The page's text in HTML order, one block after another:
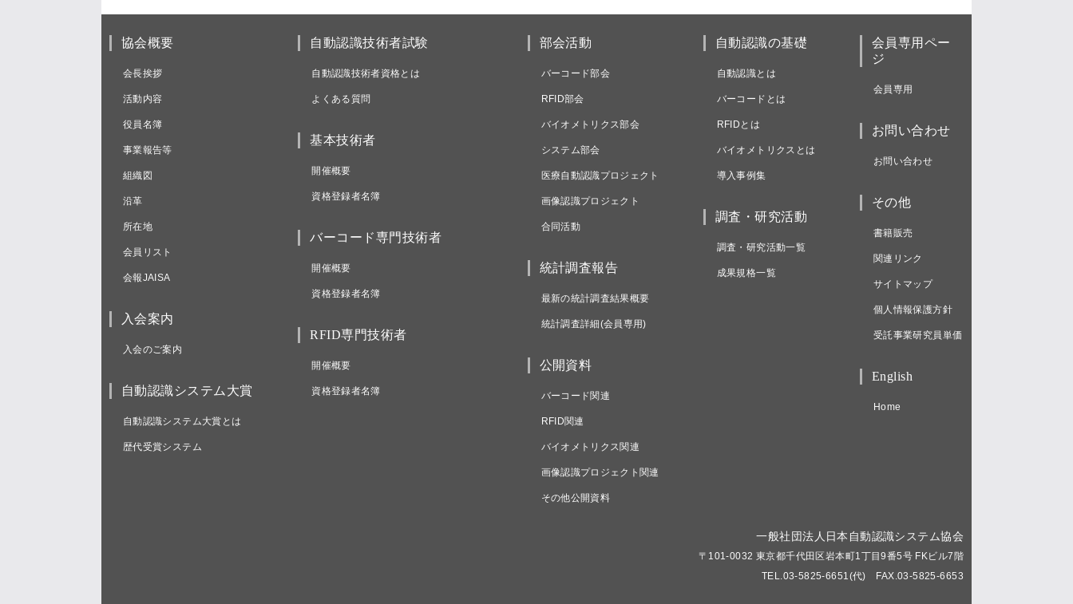
協会概要
会長挨拶
活動内容
役員名簿
事業報告等
組織図
沿革
所在地
会員リスト
会報JAISA
入会案内
入会のご案内
自動認識システム大賞
自動認識システム大賞とは
歴代受賞システム
自動認識技術者試験
自動認識技術者資格とは
よくある質問
基本技術者
開催概要
資格登録者名簿
バーコード専門技術者
開催概要
資格登録者名簿
RFID専門技術者
開催概要
資格登録者名簿
部会活動
バーコード部会
RFID部会
バイオメトリクス部会
システム部会
医療自動認識プロジェクト
画像認識プロジェクト
合同活動
統計調査報告
最新の統計調査結果概要
統計調査詳細(会員専用)
公開資料
バーコード関連
RFID関連
バイオメトリクス関連
画像認識プロジェクト関連
その他公開資料
自動認識の基礎
自動認識とは
バーコードとは
RFIDとは
バイオメトリクスとは
導入事例集
調査・研究活動
調査・研究活動一覧
成果規格一覧
会員専用ペー
ジ
会員専用
お問い合わせ
お問い合わせ
その他
書籍販売
関連リンク
サイトマップ
個人情報保護方針
受託事業研究員単価
English
Home
一般社団法人日本自動認識システム協会
〒101-0032 東京都千代田区岩本町1丁目9番5号 FKビル7階
TEL.03-5825-6651(代) FAX.03-5825-6653